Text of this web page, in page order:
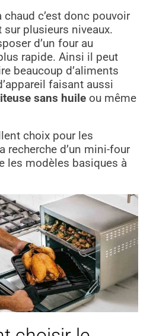
chaud c’est donc pouvoir
plusieurs niveaux.
d’un four au
rapide. Ainsi il peut
beaucoup d’aliments
faisant aussi
sans huileou même
choix pour les
recherche d’un mini-four
les modèles basiques à